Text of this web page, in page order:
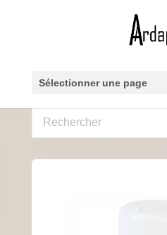
Sélectionner une page